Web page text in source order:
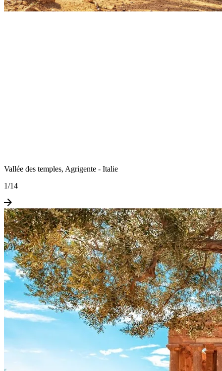
Vallée des temples, Agrigente - Italie
1/14